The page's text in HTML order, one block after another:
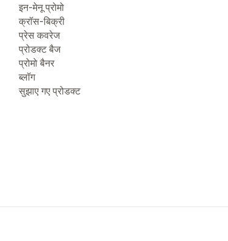
इन-मेनू प्रोमो
क्रॉस-बिक्री
प्रेस कवरेज
प्रोडक्ट बैज
प्रोमो बैनर
ब्लॉग
सुझाए गए प्रोडक्ट